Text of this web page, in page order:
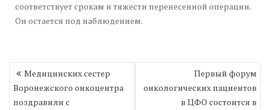
соответствует срокам и тяжести перенесенной операции.
Он остается под наблюдением.
Навигация
по
записям
Медицинских сестер
Воронежского онкоцентра
поздравили с
Первый форум
онкологических пациентов
в ЦФО состоится в